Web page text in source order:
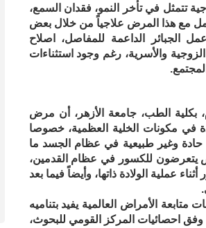
تتمثل في تأخر النمو، فقدان السمع،
مع هذا المرض علاجياً من خلال بعض
الجبائر الداعمة للمفاصل، اصلاح
والأسرية، رغم وجود استثناءات
بكلية الطب، جامعة الأزهر، أن مرض
في مكونات الخلية العظمية، خصوصا
حادة وغير طبيعية في عظام الجسد ما
يتعرضون للكسور في عظام القدمين،
عملية الولادة ذاتها، وأيضاً فيما بعد
الأمراض العالمية يفيد بتناميه
احصائيات المركز القومي للبحوث،